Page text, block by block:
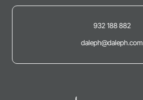
932 188 882
daleph@daleph.com